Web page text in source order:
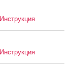
Инструкция
Инструкция